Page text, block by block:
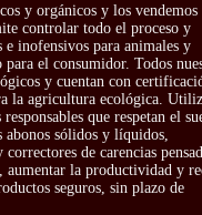
y orgánicos y los vendemos
controlar todo el proceso y
inofensivos para animales y
el consumidor. Todos
y cuentan con
la agricultura ecológica.
que respetan el
sólidos y líquidos,
de carencias
la productividad y
seguros, sin plazo de